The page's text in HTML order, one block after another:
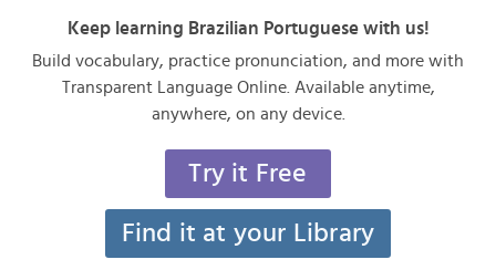
Keep learning Brazilian Portuguese with us!
Build vocabulary, practice pronunciation, and more with
Transparent Language Online. Available anytime,
anywhere, on any device.
Try it Free
Find it at your Library